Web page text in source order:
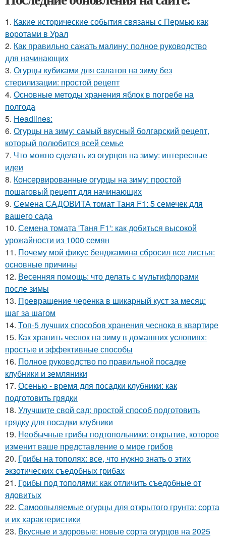
1. Какие исторические события связаны с Пермью как
воротами в Урал
2. Как правильно сажать малину: полное руководство
для начинающих
3. Огурцы кубиками для салатов на зиму без
стерилизации: простой рецепт
4. Основные методы хранения яблок в погребе на
полгода
5. Headlines:
6. Огурцы на зиму: самый вкусный болгарский рецепт,
который полюбится всей семье
7. Что можно сделать из огурцов на зиму: интересные
идеи
8. Консервированные огурцы на зиму: простой
пошаговый рецепт для начинающих
9. Семена САДОВИТА томат Таня F1: 5 семечек для
вашего сада
10. Семена томата 'Таня F1': как добиться высокой
урожайности из 1000 семян
11. Почему мой фикус бенджамина сбросил все листья:
основные причины
12. Весенняя помощь: что делать с мультифлорами
после зимы
13. Превращение черенка в шикарный куст за месяц:
шаг за шагом
14. Топ-5 лучших способов хранения чеснока в квартире
15. Как хранить чеснок на зиму в домашних условиях:
простые и эффективные способы
16. Полное руководство по правильной посадке
клубники и земляники
17. Осенью - время для посадки клубники: как
подготовить грядки
18. Улучшите свой сад: простой способ подготовить
грядку для посадки клубники
19. Необычные грибы подтопольники: открытие, которое
изменит ваше представление о мире грибов
20. Грибы на тополях: все, что нужно знать о этих
экзотических съедобных грибах
21. Грибы под тополями: как отличить съедобные от
ядовитых
22. Самоопыляемые огурцы для открытого грунта: сорта
и их характеристики
23. Вкусные и здоровые: новые сорта огурцов на 2025